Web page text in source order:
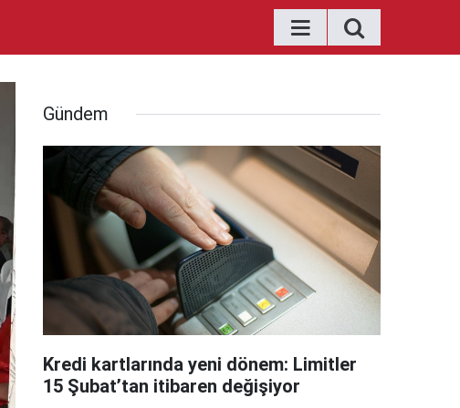
Gündem
Kredi kartlarında yeni dönem: Limitler
15 Şubat’tan itibaren değişiyor